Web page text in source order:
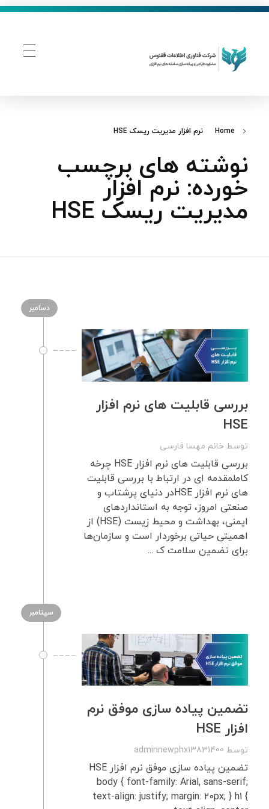
Home نرم‌ افزار مدیریت ریسک HSE
نوشته های برچسب
خورده: نرم‌ افزار
مدیریت ریسک HSE
دسامبر
بررسی قابلیت‌ های نرم‌ افزار
HSE
توسط خانم مهسا فارسی
بررسی قابلیت های نرم افزار HSE چرخه
کاملمقدمه ای در ارتباط با بررسی قابلیت‌
های نرم‌ افزار HSEدر دنیای پرشتاب و
صنعتی امروز، توجه به استانداردهای
ایمنی، بهداشت و محیط زیست (HSE) از
اهمیتی حیاتی برخوردار است و سازمان‌ها
برای تضمین سلامت ک ...
سپتامبر
تضمین پیاده‌ سازی موفق نرم‌
افزار HSE
توسط adminnewphx13831400
تضمین پیاده‌ سازی موفق نرم‌ افزار HSE
body { font-family: Arial, sans-serif;
text-align: justify; margin: 20px; } h1 {